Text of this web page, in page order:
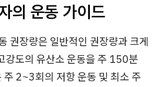
의 운동 가이드
권장량은 일반적인 권장량과 크게
강도의 유산소 운동을 주 150분
주 2~3회의 저항 운동 및 최소 주